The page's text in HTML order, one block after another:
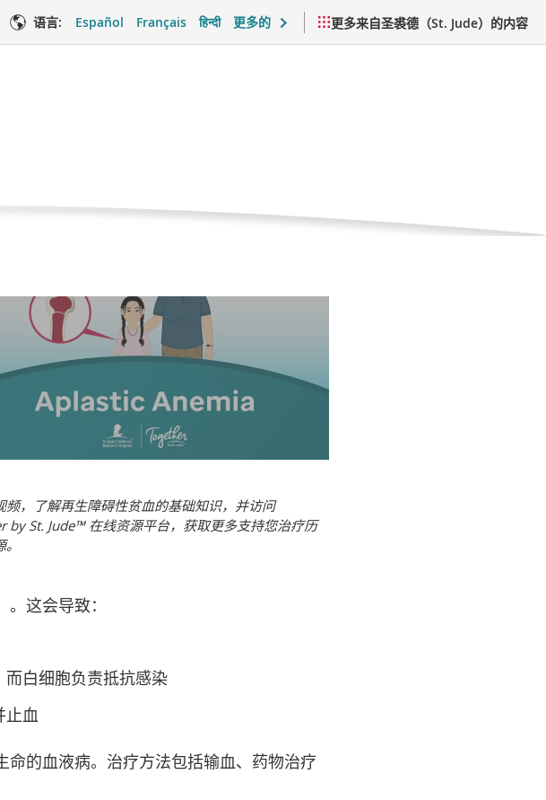
语言: Español Français हिन्दी 更多的 更多来自圣裘德（St. Jude）的内容
频，了解再生障碍性贫血的基础知识，并访问
by St. Jude™ 在线资源平台，获取更多支持您治疗历
这会导致：
而白细胞负责抵抗感染
止血
的血液病。治疗方法包括输血、药物治疗